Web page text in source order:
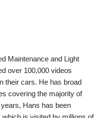
Maintenance and Light
over 100,000 videos
their cars. He has broad
covering the majority of
Hans has been